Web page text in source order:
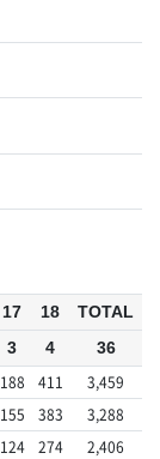
17 18
TOTAL
3 4 36
188 411
3,459
155 383
3,288
124 274
2,406